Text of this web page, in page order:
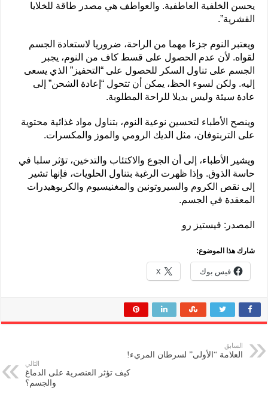
يحسن الخلفية العاطفية. والعواطف هي مصدر طاقة للخلايا
القشرية”.
ويعتبر النوم جزءا مهما من الراحة، ضروريا لاستعادة الجسم
لقواه. لأن عدم الحصول على قسط كاف من النوم، يجبر
الجسم على تناول السكر للحصول على “التحفيز” الذي يسعى
إليه. ولكن لسوء الحظ، يمكن أن تتحول “إعادة الشحن” إلى
عادة سيئة وليس بديلا للراحة المطلوبة.
وينصح الأطباء لتحسين نوعية النوم، بتناول مواد غذائية محتوية
على التربتوفان، مثل الديك الرومي والموز والمكسرات.
ويشير الأطباء، إلى أن الجوع والاكتئاب والتدخين، تؤثر سلبا في
حاسة الذوق. وإذا ظهرت الرغبة بتناول الحلويات، فإنها تشير
إلى نقص الكروم والسيروتونين والمغنيسيوم والكربوهيدرات
المعقدة في الجسم.
المصدر: فيستيز رو
شارك هذا الموضوع:
فيس بوك X
السابق
العلامة “الأولى” لسرطان المريء!
التالي
كيف تؤثر العنصرية على الدماغ
والجسم؟